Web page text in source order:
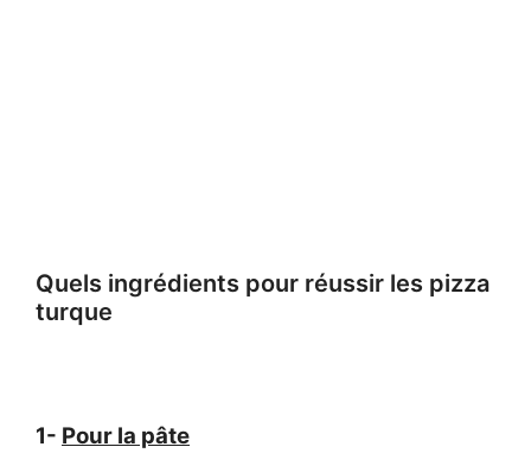
Quels ingrédients pour réussir les pizza
turque
1- Pour la pâte